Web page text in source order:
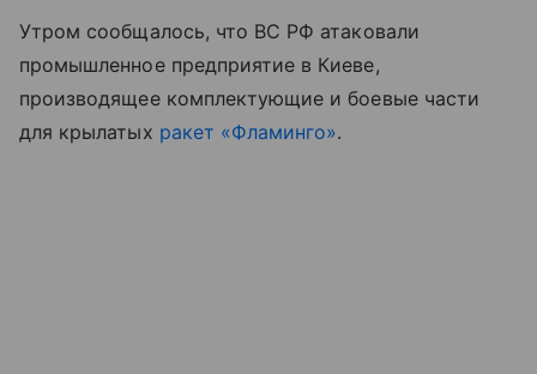
Утром сообщалось, что ВС РФ атаковали
промышленное предприятие в Киеве,
производящее комплектующие и боевые части
для крылатых ракет «Фламинго».